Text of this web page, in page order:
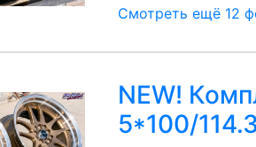
Смотреть ещё 12
NEW!
5*100/